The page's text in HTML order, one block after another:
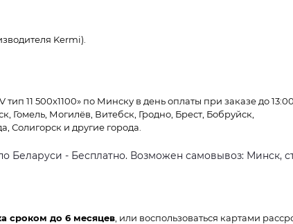
Kermi).
11 500x1100» по Минску в день оплаты при заказе до 13:00,
Гомель, Могилёв, Витебск, Гродно, Брест, Бобруйск,
и другие города.
Беларуси - Бесплатно. Возможен самовывоз: Минск,
сроком до 6 месяцев , или воспользоваться картами